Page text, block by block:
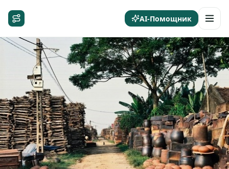
AI-Помощник